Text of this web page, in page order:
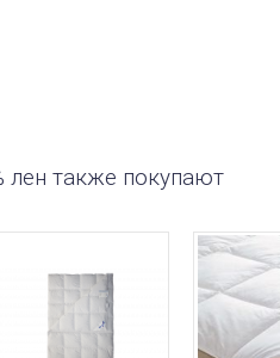
лен также покупают